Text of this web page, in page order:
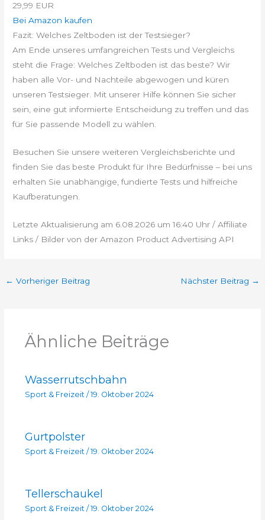
29,99 EUR
Bei Amazon kaufen
Fazit: Welches Zeltboden ist der Testsieger?
Am Ende unseres umfangreichen Tests und Vergleichs
steht die Frage: Welches Zeltboden ist das beste? Wir
haben alle Vor- und Nachteile abgewogen und küren
unseren Testsieger. Mit unserer Hilfe können Sie sicher
sein, eine gut informierte Entscheidung zu treffen und das
für Sie passende Modell zu wählen.
Besuchen Sie unsere weiteren Vergleichsberichte und
finden Sie das beste Produkt für Ihre Bedürfnisse – bei uns
erhalten Sie unabhängige, fundierte Tests und hilfreiche
Kaufberatungen.
Letzte Aktualisierung am 6.08.2026 um 16:40 Uhr / Affiliate
Links / Bilder von der Amazon Product Advertising API
← Vorheriger Beitrag Nächster Beitrag →
Ähnliche Beiträge
Wasserrutschbahn
Sport & Freizeit/ 19. Oktober 2024
Gurtpolster
Sport & Freizeit/ 19. Oktober 2024
Tellerschaukel
Sport & Freizeit/ 19. Oktober 2024